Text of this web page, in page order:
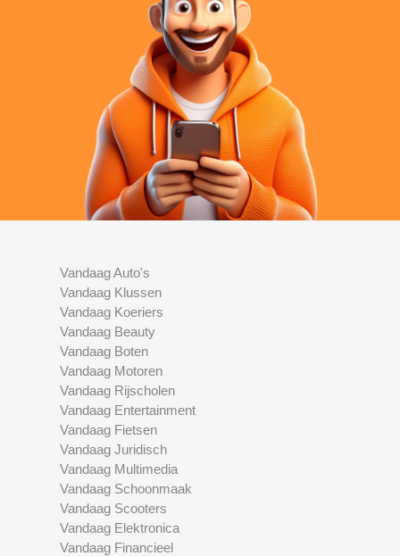
Vandaag Auto's
Vandaag Klussen
Vandaag Koeriers
Vandaag Beauty
Vandaag Boten
Vandaag Motoren
Vandaag Rijscholen
Vandaag Entertainment
Vandaag Fietsen
Vandaag Juridisch
Vandaag Multimedia
Vandaag Schoonmaak
Vandaag Scooters
Vandaag Elektronica
Vandaag Financieel